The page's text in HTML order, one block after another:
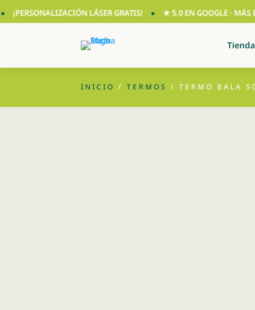
LÁSER GRATIS! ★ 5.0 EN GOOGLE · MÁS DE
Tienda
INICIO /TERMOS / TERMO BALA